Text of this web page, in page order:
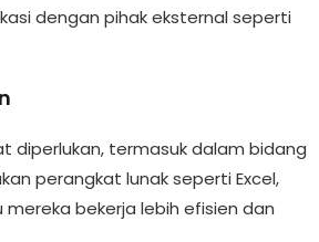
dengan pihak eksternal seperti
diperlukan, termasuk dalam bidang
perangkat lunak seperti Excel,
bekerja lebih efisien dan